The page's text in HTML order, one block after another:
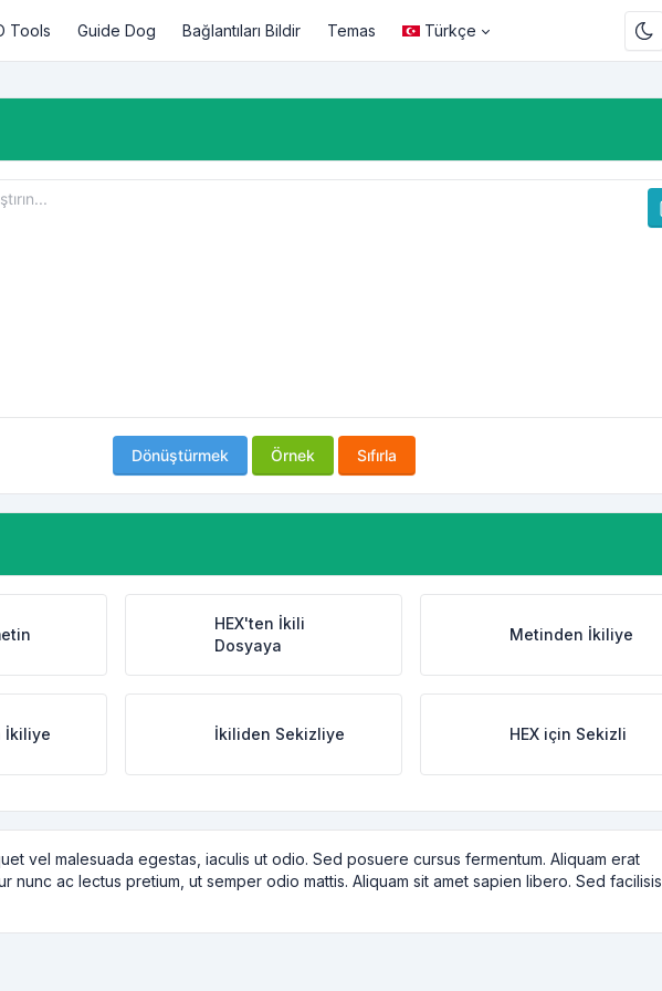
Tools Guide Dog Bağlantıları Bildir Temas Türkçe
Dönüştürmek Örnek Sıfırla
HEX'ten İkili
Dosyaya
Metinden İkiliye
İkiliye İkiliden Sekizliye HEX için Sekizli
vel malesuada egestas, iaculis ut odio. Sed posuere cursus fermentum. Aliquam erat
nunc ac lectus pretium, ut semper odio mattis. Aliquam sit amet sapien libero. Sed facilisis